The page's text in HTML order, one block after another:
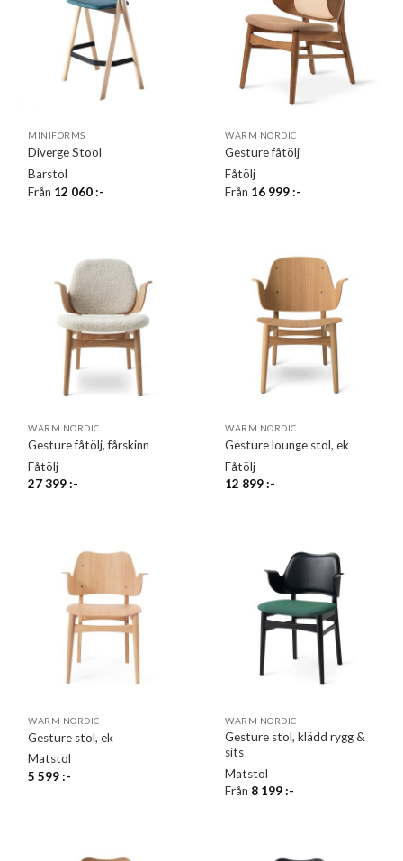
MINIFORMS
Diverge Stool
Barstol
Från 12 060:-
WARM NORDIC
Gesture fåtölj
Fåtölj
Från 16 999:-
WARM NORDIC
Gesture fåtölj, fårskinn
Fåtölj
27 399:-
WARM NORDIC
Gesture lounge stol, ek
Fåtölj
12 899:-
WARM NORDIC
Gesture stol, ek
Matstol
5 599:-
WARM NORDIC
Gesture stol, klädd rygg &
sits
Matstol
Från 8 199:-